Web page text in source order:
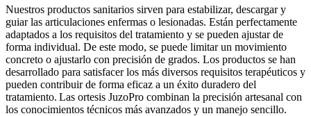
Nuestros productos sanitarios sirven para estabilizar, descargar y
guiar las articulaciones enfermas o lesionadas. Están perfectamente
adaptados a los requisitos del tratamiento y se pueden ajustar de
forma individual. De este modo, se puede limitar un movimiento
concreto o ajustarlo con precisión de grados. Los productos se han
desarrollado para satisfacer los más diversos requisitos terapéuticos y
pueden contribuir de forma eficaz a un éxito duradero del
tratamiento. Las ortesis JuzoPro combinan la precisión artesanal con
los conocimientos técnicos más avanzados y un manejo sencillo.